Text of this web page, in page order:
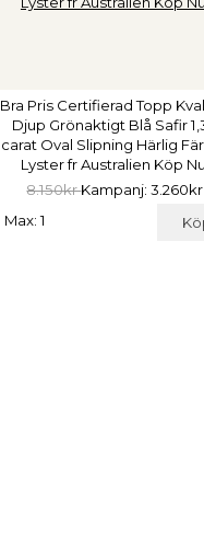
Bra Pris Certifierad Topp
Djup Grönaktigt Blå Safir
carat Oval Slipning Härlig
Lyster fr Australien Köp
8.150krKampanj: 3.260kr
Max: 1